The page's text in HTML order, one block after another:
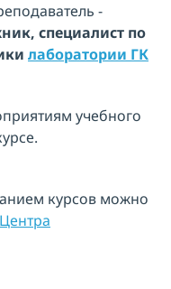
-
специалист по
лаборатории ГК
учебного
курсов можно